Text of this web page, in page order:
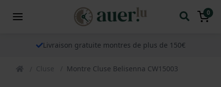
0
Livraison gratuite montres de plus de 150€
Cluse Montre Cluse Belisenna CW15003